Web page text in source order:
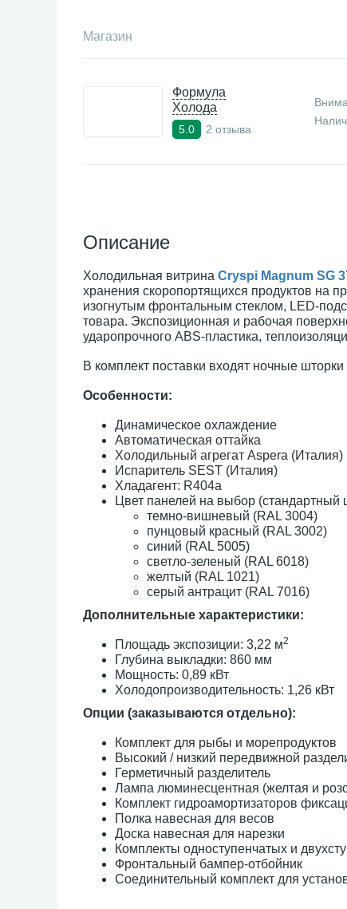
Магазин
Формула
Холода
5.0 2 отзыва
Описание
Холодильная витрина Cryspi Magnum SG
хранения скоропортящихся продуктов на
изогнутым фронтальным стеклом, LED-
товара. Экспозиционная и рабочая
ударопрочного ABS-пластика,
В комплект поставки входят ночные
Особенности:
Динамическое охлаждение
Автоматическая оттайка
Холодильный агрегат Aspera (Италия)
Испаритель SEST (Италия)
Хладагент: R404a
Цвет панелей на выбор (стандартный
темно-вишневый (RAL 3004)
пунцовый красный (RAL 3002)
синий (RAL 5005)
светло-зеленый (RAL 6018)
желтый (RAL 1021)
серый антрацит (RAL 7016)
Дополнительные характеристики:
Площадь экспозиции: 3,22 м2
Глубина выкладки: 860 мм
Мощность: 0,89 кВт
Холодопроизводительность: 1,26 кВт
Опции (заказываются отдельно):
Комплект для рыбы и морепродуктов
Высокий / низкий передвижной
Герметичный разделитель
Лампа люминесцентная (желтая и
Комплект гидроамортизаторов
Полка навесная для весов
Доска навесная для нарезки
Комплекты одноступенчатых и
Фронтальный бампер-отбойник
Соединительный комплект для